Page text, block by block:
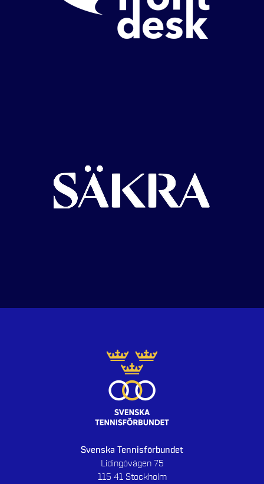
Svenska Tennisförbundet
Lidingövägen 75
115 41 Stockholm